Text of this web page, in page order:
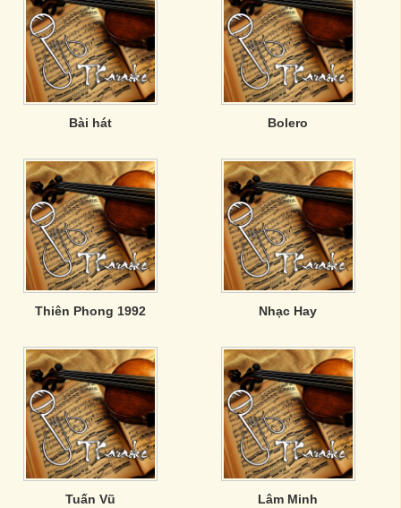
Bài hát Bolero
Thiên Phong 1992 Nhạc Hay
Tuấn Vũ Lâm Minh